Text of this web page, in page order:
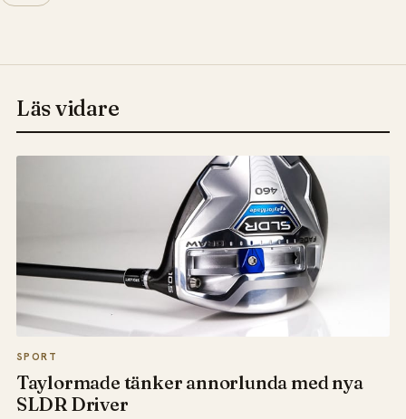
Läs vidare
SPORT
Taylormade tänker annorlunda med nya
SLDR Driver